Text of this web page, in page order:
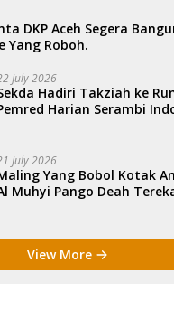
DKP Aceh Segera
Yang Roboh.
July 2026
Hadiri Takziah ke
Harian Serambi
July 2026
Yang Bobol Kotak
Muhyi Pango Deah
View More